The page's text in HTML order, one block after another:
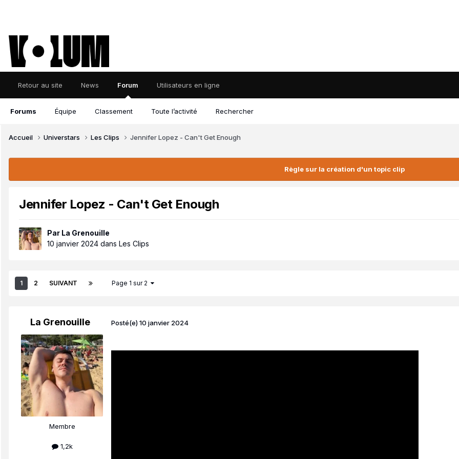
Retour au site News Forum
Forums Équipe Classement Toute l’activité Rechercher
Utilisateurs en ligne
Accueil Universtars Les Clips Jennifer Lopez - Can't Get Enough
Règle sur la création d'un topic clip
Jennifer Lopez - Can't Get Enough
Par La Grenouille
10 janvier 2024 dans Les Clips
1 2 SUIVANT Page 1 sur 2
La Grenouille
Membre
1,2k
Posté(e)10 janvier 2024